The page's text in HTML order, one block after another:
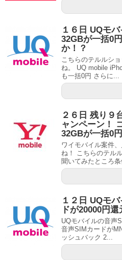
１６日 UQモ
32GBが一括0
か！？
こちらのテルルシ
ね。 UQ mobile
も一括0円 さらに...
２６日 残り９
ャンペーン！
32GBが一括0
ワイモバイル案件
ね！ こちらのテル
聞いてみたところ
１２日 UQモ
ドが20000円還
UQモバイルの音声
音声SIMカードが
ッシュバック 2...